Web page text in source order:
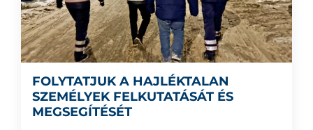
FOLYTATJUK A HAJLÉKTALAN
SZEMÉLYEK FELKUTATÁSÁT ÉS
MEGSEGÍTÉSÉT